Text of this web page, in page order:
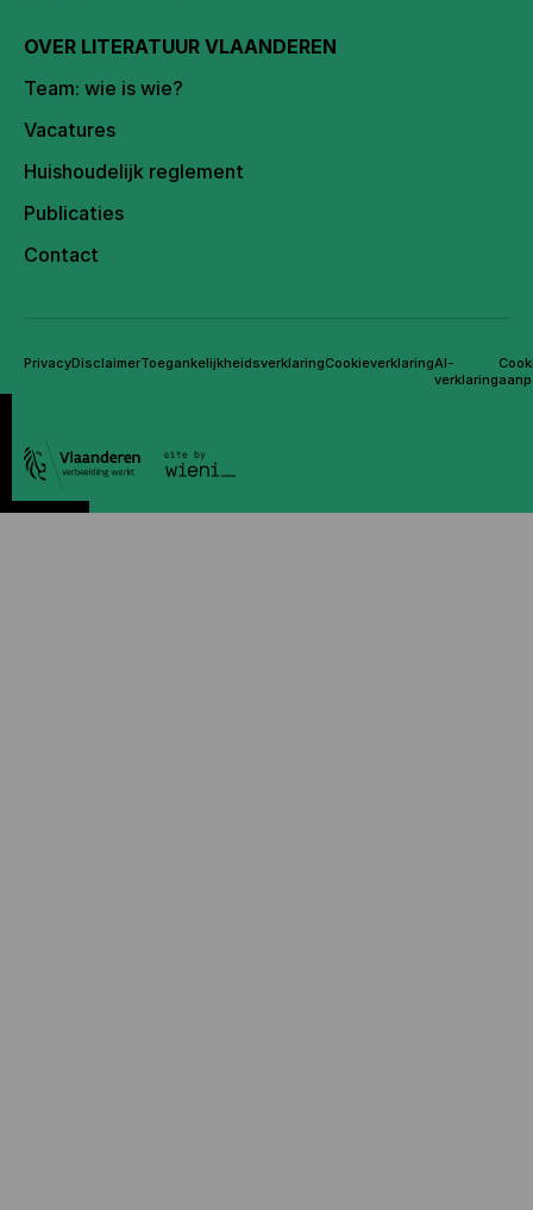
OVER LITERATUUR VLAANDEREN
Team: wie is wie?
Vacatures
Huishoudelijk reglement
Publicaties
Contact
PrivacyDisclaimerToegankelijkheidsverklaringCookieverklaringAI-
verklaring